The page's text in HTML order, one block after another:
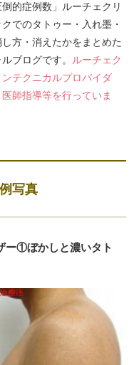
的症例数」ルーチェクリ
でのタトゥー・入れ墨・
方・消えたかをまとめた
ブログです。 ルーチェク
テクニカルプロバイダ
師指導等を行っていま
写真
ー①ぼかしと濃いタト